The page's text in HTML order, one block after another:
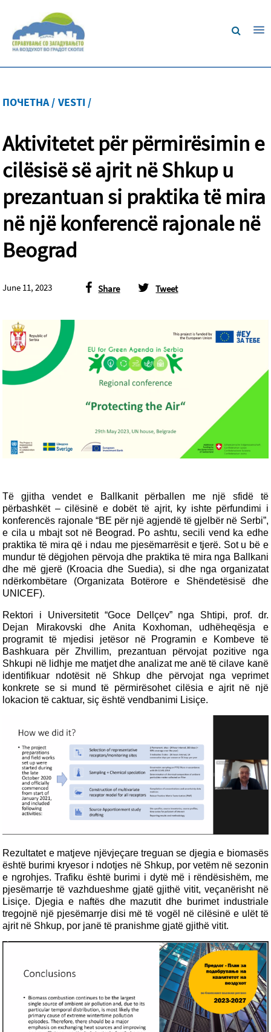
ПОЧЕТНА / VESTI /
Aktivitetet për përmirësimin e
cilësisë së ajrit në Shkup u
prezantuan si praktika të mira
në një konferencë rajonale në
Beograd
June 11, 2023 Share Tweet
Të gjitha vendet e Ballkanit përballen me një sfidë të
përbashkët – cilësinë e dobët të ajrit, ky ishte përfundimi i
konferencës rajonale “BE për një agjendë të gjelbër në Serbi”,
e cila u mbajt sot në Beograd. Po ashtu, secili vend ka edhe
praktika të mira që i ndau me pjesëmarrësit e tjerë. Sot u bë e
mundur të dëgjohen përvoja dhe praktika të mira nga Ballkani
dhe më gjerë (Kroacia dhe Suedia), si dhe nga organizatat
ndërkombëtare (Organizata Botërore e Shëndetësisë dhe
UNICEF).
Rektori i Universitetit “Goce Dellçev” nga Shtipi, prof. dr.
Dejan Mirakovski dhe Anita Koxhoman, udhëheqësja e
programit të mjedisi jetësor në Programin e Kombeve të
Bashkuara për Zhvillim, prezantuan përvojat pozitive nga
Shkupi në lidhje me matjet dhe analizat me anë të cilave kanë
identifikuar ndotësit në Shkup dhe përvojat nga veprimet
konkrete se si mund të përmirësohet cilësia e ajrit në një
lokacion të caktuar, siç është vendbanimi Lisiçe.
Rezultatet e matjeve njëvjeçare treguan se djegia e biomasës
është burimi kryesor i ndotjes në Shkup, por vetëm në sezonin
e ngrohjes. Trafiku është burimi i dytë më i rëndësishëm, me
pjesëmarrje të vazhdueshme gjatë gjithë vitit, veçanërisht në
Lisiçe. Djegia e naftës dhe mazutit dhe burimet industriale
tregojnë një pjesëmarrje disi më të vogël në cilësinë e ulët të
ajrit në Shkup, por janë të pranishme gjatë gjithë vitit.